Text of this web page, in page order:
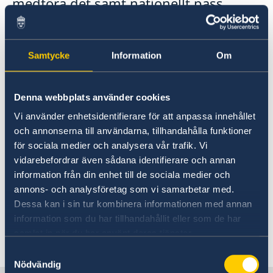
Samtycke Information Om
Denna webbplats använder cookies
Vi använder enhetsidentifierare för att anpassa innehållet
och annonserna till användarna, tillhandahålla funktioner
för sociala medier och analysera vår trafik. Vi
vidarebefordrar även sådana identifierare och annan
information från din enhet till de sociala medier och
annons- och analysföretag som vi samarbetar med.
Dessa kan i sin tur kombinera informationen med annan
information som du har tillhandahållit eller som de har
Nödvändig
ambassad i Paris
Ansöka om äktenskapscertifikat på Sveriges
ambassad i Paris
försäkring när du reser utomlands. Om du
får problem ska du i första hand vända dig
kan hjälpa dig. Läs merhär
Se till att ha en giltig resehandling.
Ta med dig ditt europeiska
sjukförsäkringskort när du reser inom EU.
Kortet kan du beställa direkt via
Försäkringskassan
.
Du kan ladda ned UD:s app Resklar, välja
Frankrike som destination, och på så sätt
direkt nås av råd och reseinformation.